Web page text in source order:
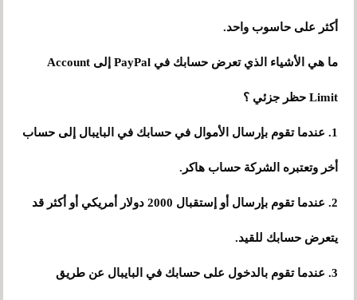
أكثر على حاسوب واحد.
ما هي الأشياء الذي تعرض حسابك في PayPal إلى Account
Limit حظر جزئي ؟
1. عندما تقوم بإرسال الأموال في حسابك في البايبال إلى حساب
أخر وتعتبره الشركة حساب هاكر.
2. عندما تقوم بإرسال أو إستقبال 2000 دولار أمريكي أو أكثر قد
يتعرض حسابك للقيد.
3. عندما تقوم بالدخول على حسابك في البايبال عن طريق